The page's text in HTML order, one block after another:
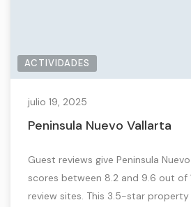
ACTIVIDADES
julio 19, 2025
Peninsula Nuevo Vallarta
Guest reviews give Peninsula
scores between 8.2 and 9.6 out of
review sites. This 3.5-star